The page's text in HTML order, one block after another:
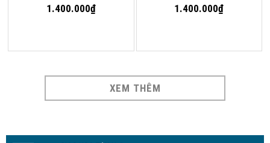
1.400.000₫ 1.400.000₫
XEM THÊM